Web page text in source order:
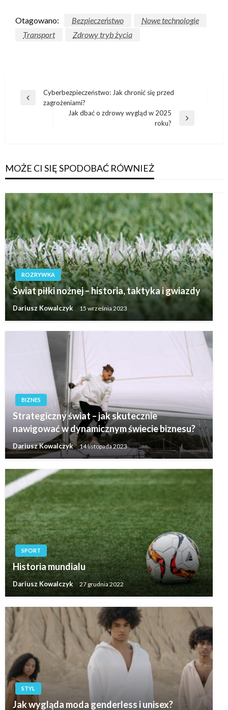
Otagowano: Bezpieczeństwo
Nowe technologie
Transport
Zdrowy tryb życia
Nawigacja
wpisu
Poprzedni
Cyberbezpieczeństwo: Jak chronić się przed
zagrożeniami?
Jak dbać o zdrowy wygląd w 2025
roku?
MOŻE CI SIĘ SPODOBAĆ RÓWNIEŻ
ROZRYWKA
Świat piłki nożnej – historia, taktyka i gwiazdy
Dariusz Kowalczyk 15 września 2023
BIZNES
Strategiczny świat – jak skutecznie
nawigować w dynamicznym świecie biznesu?
Dariusz Kowalczyk 14 listopada 2023
SPORT
Historia mundialu
Dariusz Kowalczyk 27 grudnia 2022
STYL
Jak wygląda moda genderless i unisex?